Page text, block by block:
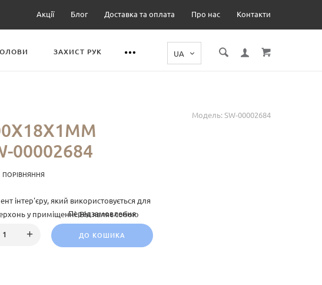
Акції Блог Доставка та оплата Про нас Контакти
ЗАХИСТ РУК
Модель: SW-00002684
00002684
ПОРІВНЯННЯ
інтер'єру, який використовується для
у приміщенні. Він являє собою
основу.
Передзамовлення
ДО КОШИКА